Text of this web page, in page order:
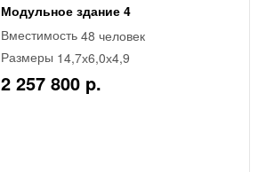
Модульное здание 4
Вместимость 48 человек
Размеры 14,7х6,0х4,9
2 257 800 p.